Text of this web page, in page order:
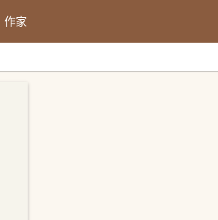
作家